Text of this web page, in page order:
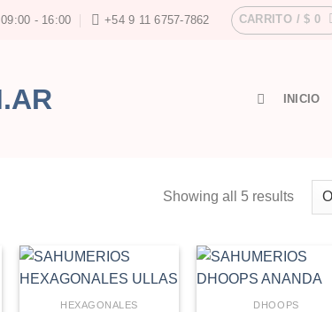
09:00 - 16:00 +54 9 11 6757-7862 CARRITO /$ 0
INICIO
Showing all 5 results
HEXAGONALES DHOOPS